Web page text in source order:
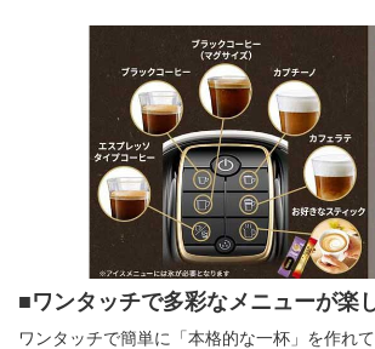
■ワンタッチで多彩なメニューが楽
ワンタッチで簡単に「本格的な一杯」を作れ